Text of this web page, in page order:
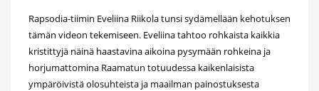
Rapsodia-tiimin Eveliina Riikola tunsi sydämellään kehotuksen
tämän videon tekemiseen. Eveliina tahtoo rohkaista kaikkia
kristittyjä näinä haastavina aikoina pysymään rohkeina ja
horjumattomina Raamatun totuudessa kaikenlaisista
ympäröivistä olosuhteista ja maailman painostuksesta